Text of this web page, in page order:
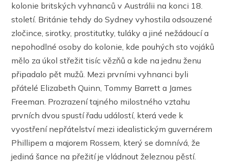
kolonie britských vyhnanců v Austrálii na konci 18.
století. Británie tehdy do Sydney vyhostila odsouzené
zločince, sirotky, prostitutky, tuláky a jiné nežádoucí a
nepohodlné osoby do kolonie, kde pouhých sto vojáků
mělo za úkol střežit tisíc vězňů a kde na jednu ženu
připadalo pět mužů. Mezi prvními vyhnanci byli
přátelé Elizabeth Quinn, Tommy Barrett a James
Freeman. Prozrazení tajného milostného vztahu
prvních dvou spustí řadu událostí, která vede k
vyostření nepřátelství mezi idealistickým guvernérem
Phillipem a majorem Rossem, který se domnívá, že
jediná šance na přežití je vládnout železnou pěstí.